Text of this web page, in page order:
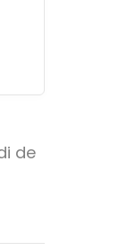
de